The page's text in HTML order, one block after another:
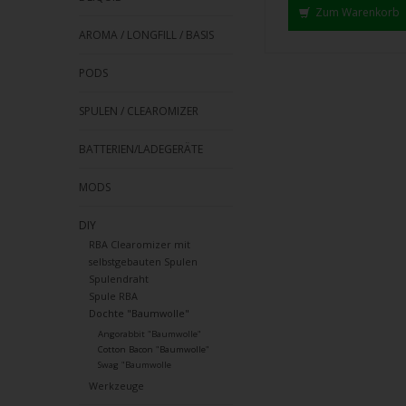
AROMA / LONGFILL / BASIS
PODS
SPULEN / CLEAROMIZER
BATTERIEN/LADEGERÄTE
MODS
DIY
RBA Clearomizer mit
selbstgebauten Spulen
Spulendraht
Spule RBA
Dochte "Baumwolle"
Angorabbit "Baumwolle"
Cotton Bacon "Baumwolle"
Swag "Baumwolle
Werkzeuge
Zum Warenkorb